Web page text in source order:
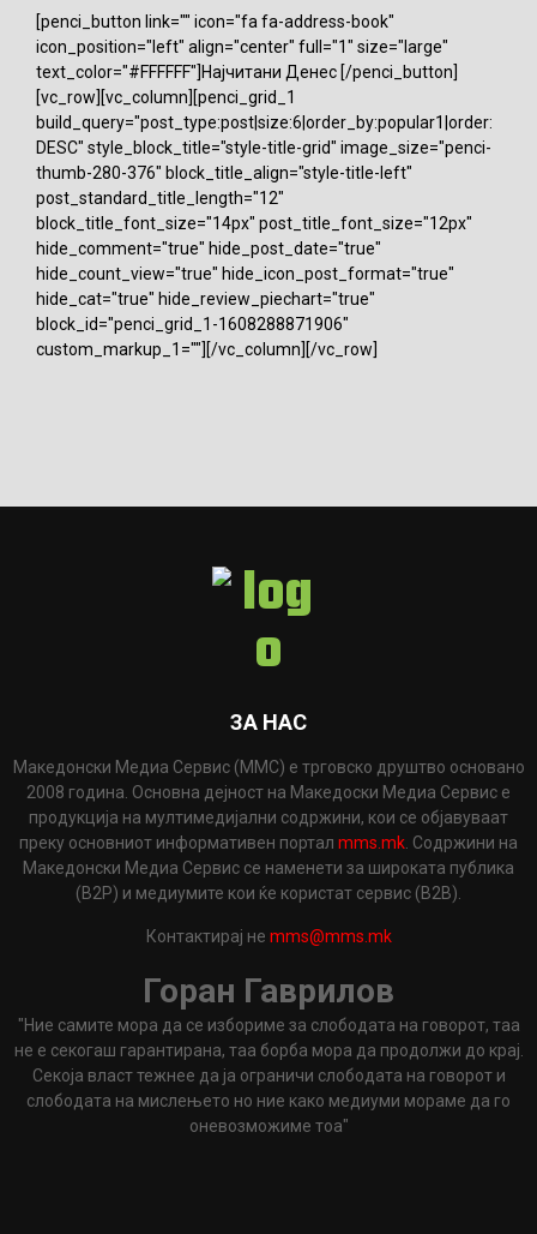
[penci_button link="" icon="fa fa-address-book"
icon_position="left" align="center" full="1" size="large"
text_color="#FFFFFF"]Најчитани Денес [/penci_button]
[vc_row][vc_column][penci_grid_1
build_query="post_type:post|size:6|order_by:popular1|order:
DESC" style_block_title="style-title-grid" image_size="penci-
thumb-280-376" block_title_align="style-title-left"
post_standard_title_length="12"
block_title_font_size="14px" post_title_font_size="12px"
hide_comment="true" hide_post_date="true"
hide_count_view="true" hide_icon_post_format="true"
hide_cat="true" hide_review_piechart="true"
block_id="penci_grid_1-1608288871906"
custom_markup_1=""][/vc_column][/vc_row]
ЗА НАС
Македонски Медиа Сервис (ММС) е трговско друштво основано
2008 година. Основна дејност на Македоски Медиа Сервис е
продукција на мултимедијални содржини, кои се објавуваат
преку основниот информативен портал mms.mk . Содржини на
Македонски Медиа Сервис се наменети за широката публика
(B2P) и медиумите кои ќе користат сервис (B2B).
Контактирај не mms@mms.mk
Горан Гаврилов
"Ние самите мора да се избориме за слободата на говорот, таа
не е секогаш гарантирана, таа борба мора да продолжи до крај.
Секоја власт тежнее да ја ограничи слободата на говорот и
слободата на мислењето но ние како медиуми мораме да го
оневозможиме тоа"